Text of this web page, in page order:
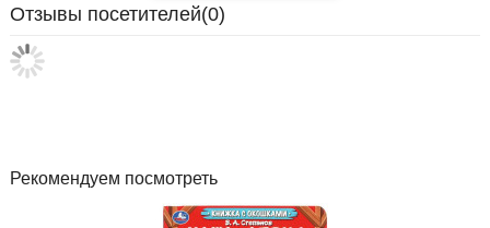
Отзывы посетителей(0)
Рекомендуем посмотреть